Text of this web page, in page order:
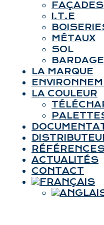
FAÇADES
I.T.E
MÉTAUX
SOL
LA MARQUE
LA COULEUR
ACTUALITÉS
CONTACT